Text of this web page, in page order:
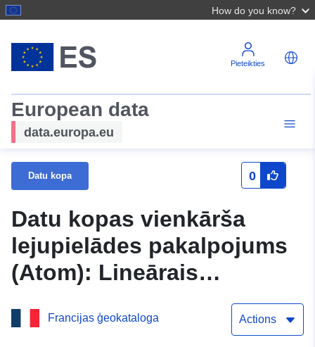
How do you know?
Pieteikties
European data
data.europa.eu
Datu kopa 0
Datu kopas vienkārša
lejupielādes pakalpojums
(Atom): Lineārais
agrovides pasākumā (A
Francijas ģeokataloga Actions